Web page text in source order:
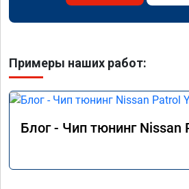
Примеры наших работ:
Блог - Чип тюнинг Nissan